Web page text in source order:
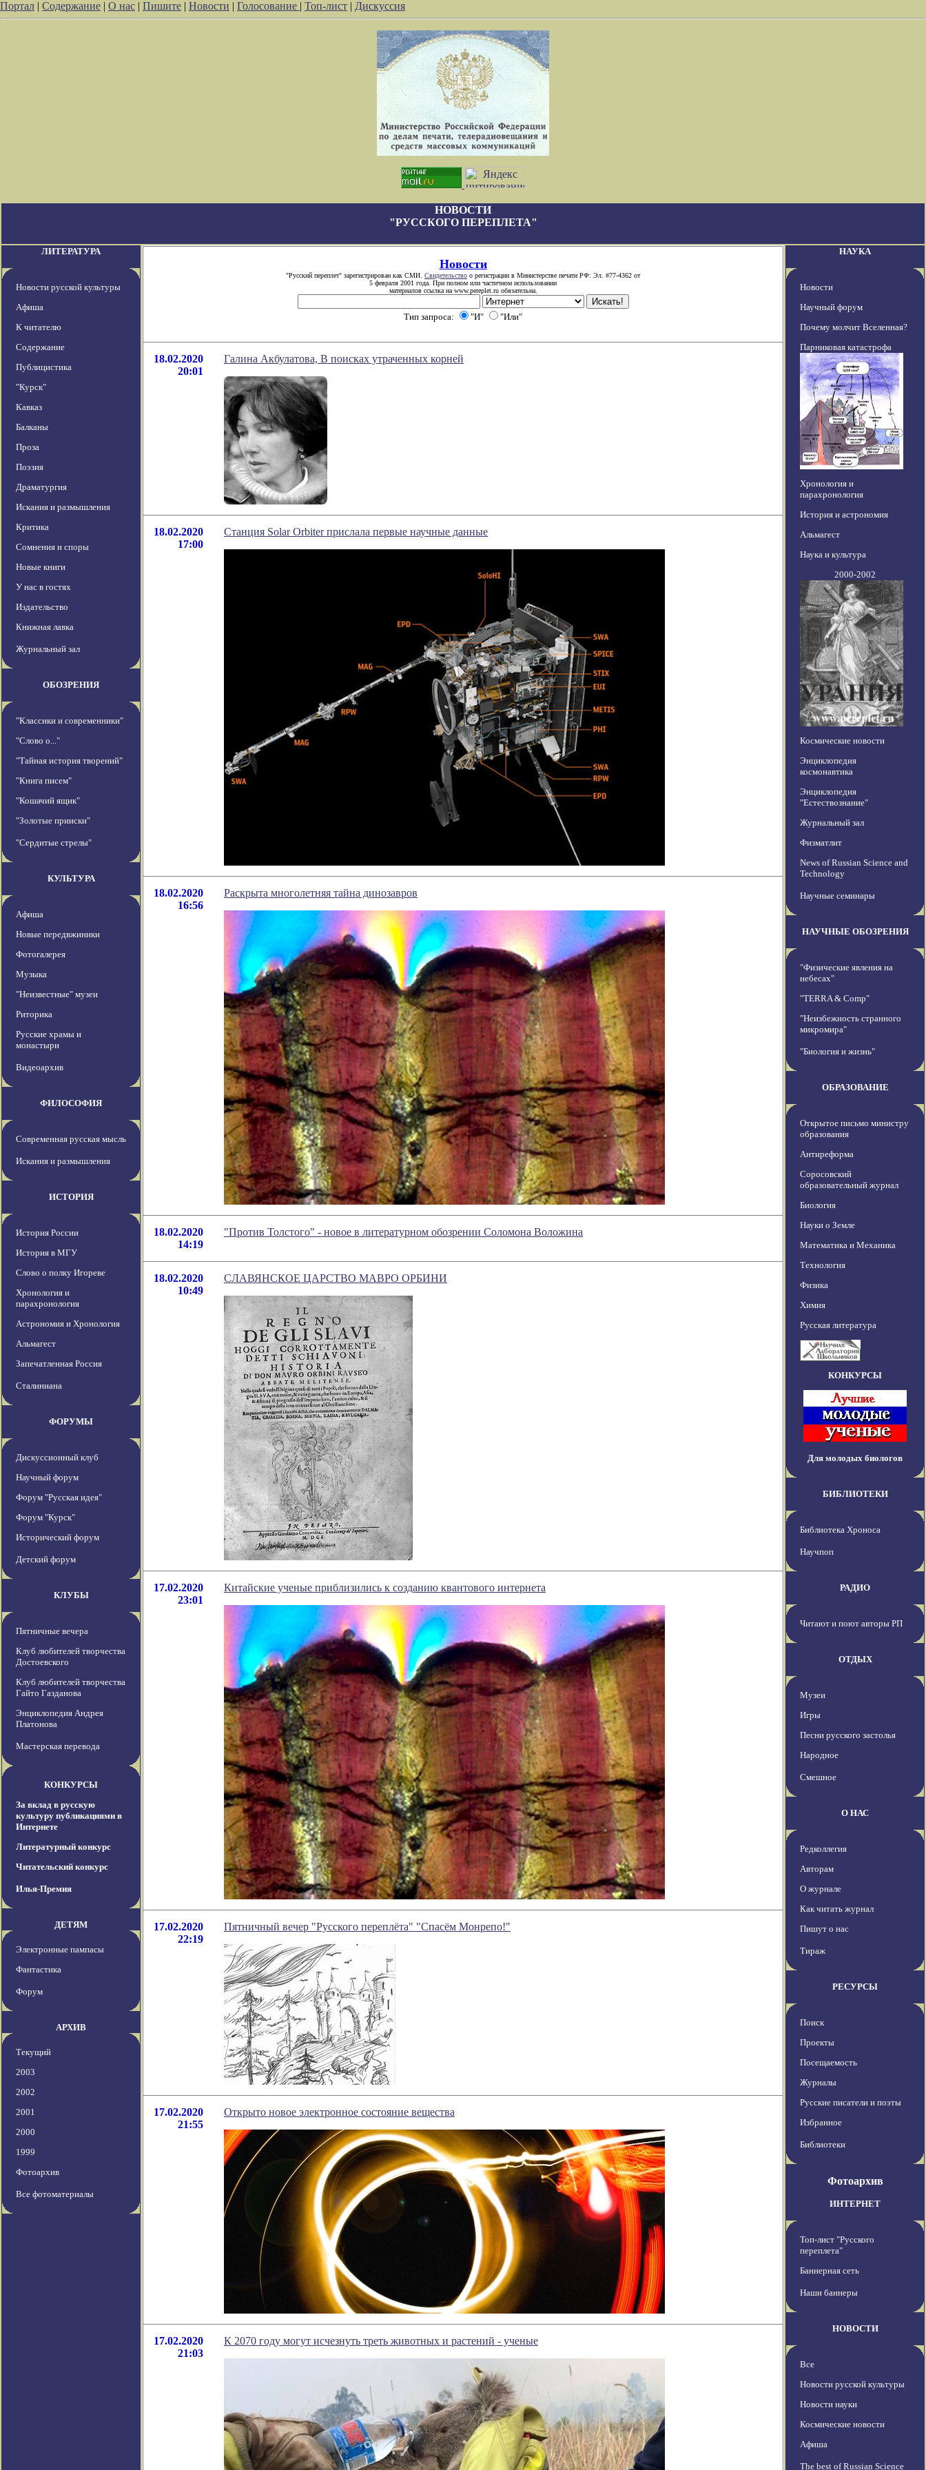
Портал | Содержание | О нас | Пишите | Новости | Голосование | Топ-лист | Дискуссия
НОВОСТИ
"РУССКОГО ПЕРЕПЛЕТА"
ЛИТЕРАТУРА
Новости русской культуры
Афиша
К читателю
Содержание
Публицистика
"Курск"
Кавказ
Балканы
Проза
Поэзия
Драматургия
Искания и размышления
Критика
Сомнения и споры
Новые книги
У нас в гостях
Издательство
Книжная лавка
Журнальный зал
ОБОЗРЕНИЯ
"Классики и современники"
"Слово о..."
"Тайная история творений"
"Книга писем"
"Кошачий ящик"
"Золотые прииски"
"Сердитые стрелы"
КУЛЬТУРА
Афиша
Новые передвжиники
Фотогалерея
Музыка
"Неизвестные" музеи
Риторика
Русские храмы и
монастыри
Видеоархив
ФИЛОСОФИЯ
Современная русская мысль
Искания и размышления
ИСТОРИЯ
История России
История в МГУ
Слово о полку Игореве
Хронология и
парахронология
Астрономия и Хронология
Альмагест
Запечатленная Россия
Сталиниана
ФОРУМЫ
Дискуссионный клуб
Научный форум
Форум "Русская идея"
Форум "Курск"
Исторический форум
Детский форум
КЛУБЫ
Пятничные вечера
Клуб любителей творчества
Достоевского
Клуб любителей творчества
Гайто Газданова
Энциклопедия Андрея
Платонова
Мастерская перевода
КОНКУРСЫ
За вклад в русскую
культуру публикациями в
Интернете
Литературный конкурс
Читательский конкурс
Илья-Премия
ДЕТЯМ
Электронные пампасы
Фантастика
Форум
АРХИВ
Текущий
2003
2002
2001
2000
1999
Фотоархив
Все фотоматериалы
Новости
"Русский переплет" зарегистрирован как СМИ. Свидетельство о регистрации в Министерстве печати РФ: Эл. #77-4362 от
5 февраля 2001 года. При полном или частичном использовании
материалов ссылка на www.pereplet.ru обязательна.
Тип запроса: "И" "Или"
18.02.2020
20:01
Галина Акбулатова, В поисках утраченных корней
18.02.2020
17:00
Станция Solar Orbiter прислала первые научные данные
18.02.2020
16:56
Раскрыта многолетняя тайна динозавров
18.02.2020
14:19
"Против Толстого" - новое в литературном обозрении Соломона Воложина
18.02.2020
10:49
СЛАВЯНСКОЕ ЦАРСТВО МАВРО ОРБИНИ
17.02.2020
23:01
Китайские ученые приблизились к созданию квантового интернета
17.02.2020
22:19
Пятничный вечер "Русского переплёта" "Спасём Монрепо!"
17.02.2020
21:55
Открыто новое электронное состояние вещества
17.02.2020
21:03
К 2070 году могут исчезнуть треть животных и растений - ученые
НАУКА
Новости
Научный форум
Почему молчит Вселенная?
Парниковая катастрофа
Хронология и
парахронология
История и астрономия
Альмагест
Наука и культура
2000-2002
Космические новости
Энциклопедия
космонавтика
Энциклопедия
"Естествознание"
Журнальный зал
Физматлит
News of Russian Science and
Technology
Научные семинары
НАУЧНЫЕ ОБОЗРЕНИЯ
"Физические явления на
небесах"
"TERRA & Comp"
"Неизбежность странного
микромира"
"Биология и жизнь"
ОБРАЗОВАНИЕ
Открытое письмо министру
образования
Антиреформа
Соросовский
образовательный журнал
Биология
Науки о Земле
Математика и Механика
Технология
Физика
Химия
Русская литература
КОНКУРСЫ
Для молодых биологов
БИБЛИОТЕКИ
Библиотека Хроноса
Научпоп
РАДИО
Читают и поют авторы РП
ОТДЫХ
Музеи
Игры
Песни русского застолья
Народное
Смешное
О НАС
Редколлегия
Авторам
О журнале
Как читать журнал
Пишут о нас
Тираж
РЕСУРСЫ
Поиск
Проекты
Посещаемость
Журналы
Русские писатели и поэты
Избранное
Библиотеки
Фотоархив
ИНТЕРНЕТ
Топ-лист "Русского
переплета"
Баннерная сеть
Наши баннеры
НОВОСТИ
Все
Новости русской культуры
Новости науки
Космические новости
Афиша
The best of Russian Science